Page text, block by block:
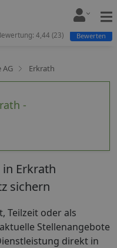
AG Erkrath
-
4,44 (23) Bewerten
in Erkrath
sichern
Teilzeit oder als
Stellenangebote
direkt in